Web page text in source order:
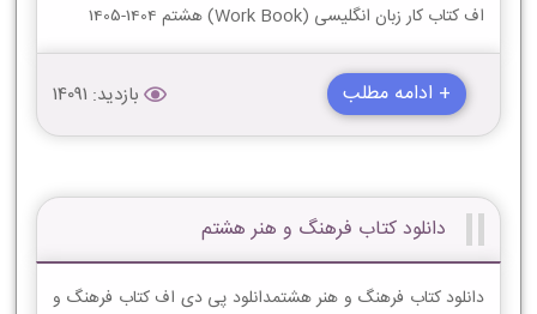
اف کتاب کار زبان انگلیسی (Work Book) هشتم 1404-1405
+ ادامه مطلب بازدید: 14091
دانلود کتاب فرهنگ و هنر هشتم
دانلود کتاب فرهنگ و هنر هشتمدانلود پی دی اف کتاب فرهنگ و